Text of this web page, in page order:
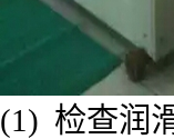
(1) 检查润